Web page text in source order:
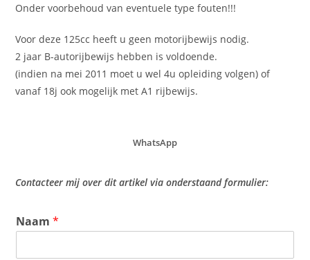
Onder voorbehoud van eventuele type fouten!!!
Voor deze 125cc heeft u geen motorijbewijs nodig.
2 jaar B-autorijbewijs hebben is voldoende.
(indien na mei 2011 moet u wel 4u opleiding volgen) of
vanaf 18j ook mogelijk met A1 rijbewijs.
WhatsApp
Contacteer mij over dit artikel via onderstaand formulier:
Naam*